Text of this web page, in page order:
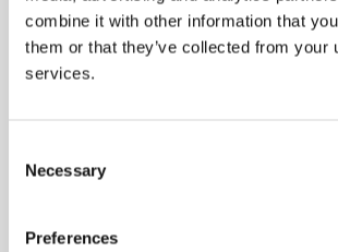
combine it with other information that
them or that they’ve collected from your
services.
Selection
Necessary
Preferences
di
altrimenti rischio di farti
capire “ fischi per fiaschi”: non
funzionano, mai. E non sono